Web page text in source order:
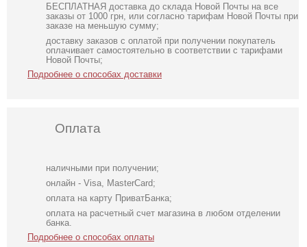
БЕСПЛАТНАЯ доставка до склада Новой Почты на все
заказы от 1000 грн, или согласно тарифам Новой Почты при
заказе на меньшую сумму;
доставку заказов с оплатой при получении покупатель
оплачивает самостоятельно в соответствии с тарифами
Новой Почты;
Подробнее о способах доставки
Оплата
наличными при получении;
онлайн - Visa, MasterCard;
оплата на карту ПриватБанка;
оплата на расчетный счет магазина в любом отделении
банка.
Подробнее о способах оплаты